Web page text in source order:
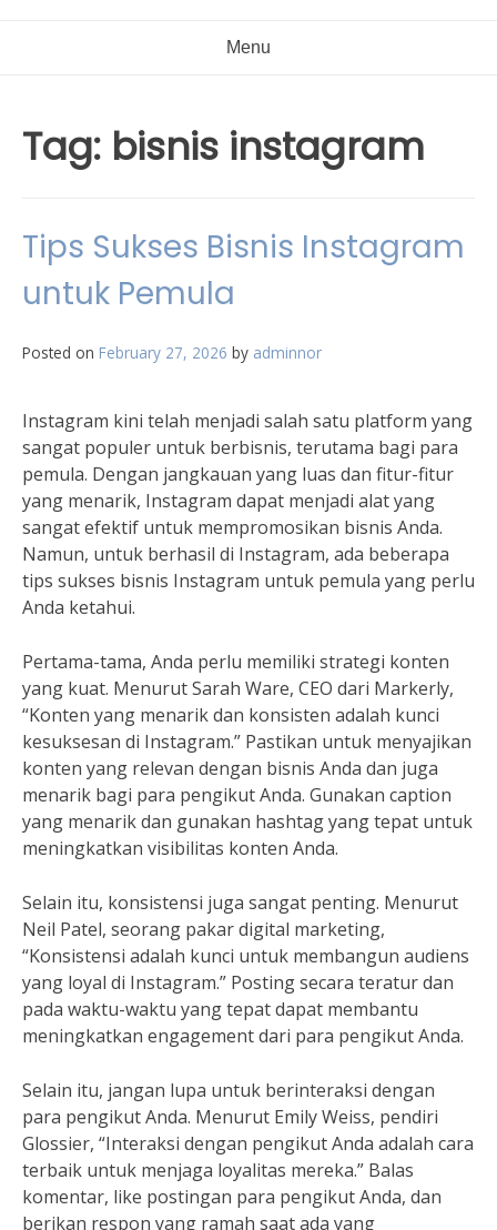
Menu
Tag: bisnis instagram
Tips Sukses Bisnis Instagram
untuk Pemula
Posted on February 27, 2026 by adminnor
Instagram kini telah menjadi salah satu platform yang
sangat populer untuk berbisnis, terutama bagi para
pemula. Dengan jangkauan yang luas dan fitur-fitur
yang menarik, Instagram dapat menjadi alat yang
sangat efektif untuk mempromosikan bisnis Anda.
Namun, untuk berhasil di Instagram, ada beberapa
tips sukses bisnis Instagram untuk pemula yang perlu
Anda ketahui.
Pertama-tama, Anda perlu memiliki strategi konten
yang kuat. Menurut Sarah Ware, CEO dari Markerly,
“Konten yang menarik dan konsisten adalah kunci
kesuksesan di Instagram.” Pastikan untuk menyajikan
konten yang relevan dengan bisnis Anda dan juga
menarik bagi para pengikut Anda. Gunakan caption
yang menarik dan gunakan hashtag yang tepat untuk
meningkatkan visibilitas konten Anda.
Selain itu, konsistensi juga sangat penting. Menurut
Neil Patel, seorang pakar digital marketing,
“Konsistensi adalah kunci untuk membangun audiens
yang loyal di Instagram.” Posting secara teratur dan
pada waktu-waktu yang tepat dapat membantu
meningkatkan engagement dari para pengikut Anda.
Selain itu, jangan lupa untuk berinteraksi dengan
para pengikut Anda. Menurut Emily Weiss, pendiri
Glossier, “Interaksi dengan pengikut Anda adalah cara
terbaik untuk menjaga loyalitas mereka.” Balas
komentar, like postingan para pengikut Anda, dan
berikan respon yang ramah saat ada yang